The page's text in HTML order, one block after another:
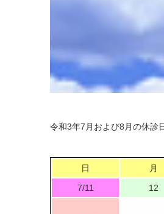
令和3年7月および8月の休診
日 月
7/11
12